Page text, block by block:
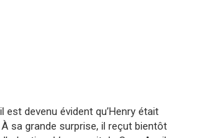
est devenu évident qu’Henry était
sa grande surprise, il reçut bientôt